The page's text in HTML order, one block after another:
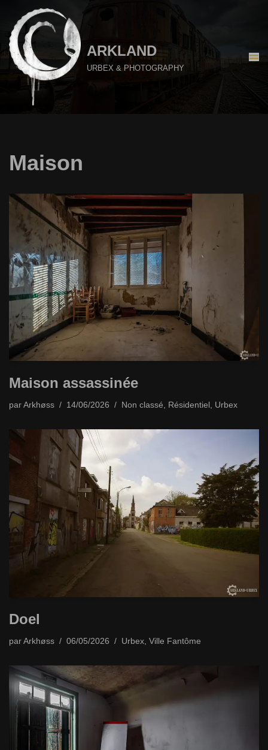
Aller
au
contenu
ARKLAND
URBEX & PHOTOGRAPHY
Maison
Maison assassinée
par Arkhøss 14/06/2026 Non classé Résidentiel Urbex
Doel
par Arkhøss 06/05/2026 Urbex Ville Fantôme